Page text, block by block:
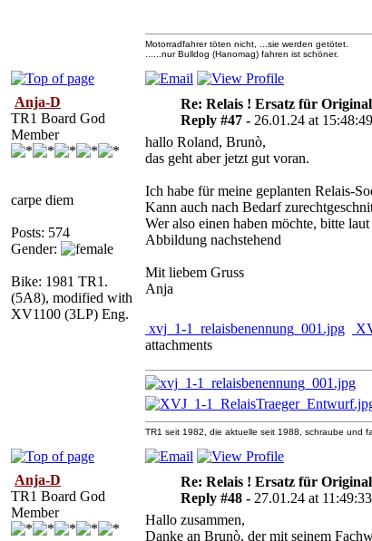
Motorradfahrer töten nicht, ...sie werden getötet.
......nur Bulldog (Hanomag) fahren ist schöner.
Anja-D
TR1 Board God
Member
carpe diem
Posts: 574
Gender:
Bike: 1981 TR1.
(5A8), modified with
XV1100 (3LP) Eng.
Re: Relais ! Ersatz für
Reply #47 - 26.01.24 at 15:48:49
hallo Roland, Brunò,
das geht aber jetzt gut voran.
Ich habe für meine geplanten Relais-
Kann auch nach Bedarf
Wer also einen haben möchte, bitte laut
Abbildung nachstehend
Mit liebem Gruss
Anja
xvj_1-1_relaisbenennung_001.jpg
attachments
TR1 seit 1982, die aktuelle seit 1988, schraube und
Anja-D
TR1 Board God
Member
Re: Relais ! Ersatz für
Reply #48 - 27.01.24 at 11:49:33
Hallo zusammen,
Danke an Brunò, der mit seinem